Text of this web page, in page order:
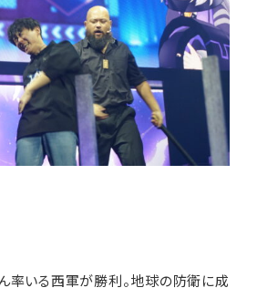
率いる西軍が勝利。地球の防衛に成